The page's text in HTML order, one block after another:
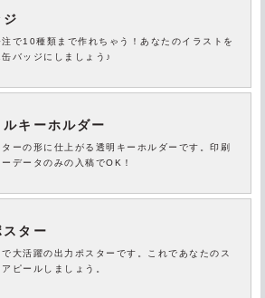
注で10種類まで作れちゃう！あなたのイラストを
バッジにしましょう♪
ルキーホルダー
ターの形に仕上がる透明キーホルダーです。印刷
データのみの入稿でOK！
スター
で大活躍の出力ポスターです。これであなたのス
ピールしましょう。